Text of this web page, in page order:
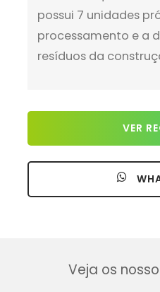
possui 7 unidades
processamento e a
resíduos da
VER
Veja os